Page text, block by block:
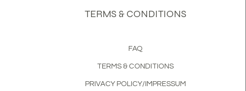
TERMS & CONDITIONS
FAQ
TERMS & CONDITIONS
PRIVACY POLICY/IMPRESSUM